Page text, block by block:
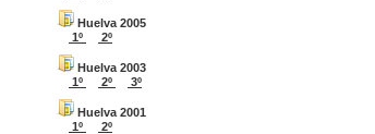
Huelva 2005
1º
2º
Huelva 2003
1º
2º 3º
Huelva 2001
1º
2º